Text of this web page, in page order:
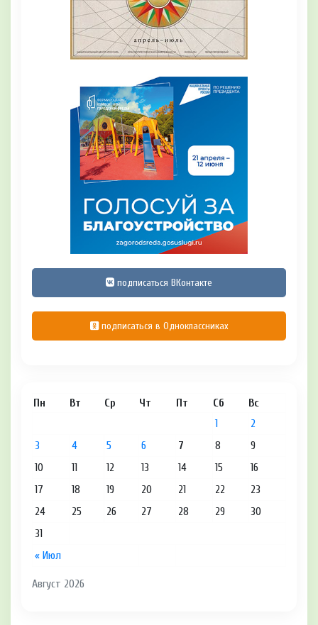
подписаться ВКонтакте
подписаться в Одноклассниках
Август 2026
Пн Вт Ср Чт Пт Сб Вс
« Июл
1
2
3
4 5 6 7 8
9
10
11 12 13 14 15
16
17
18 19 20 21 22
23
24
25 26 27 28 29
30
31